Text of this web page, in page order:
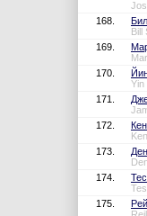
168.
Bill
169.
170.
Yin
171.
172.
173.
174.
175.